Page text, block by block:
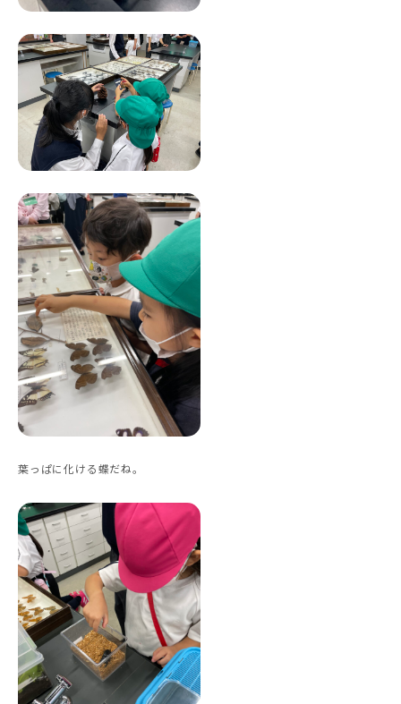
葉っぱに化ける蝶だね。